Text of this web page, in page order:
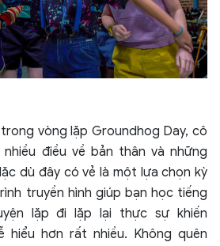
vòng lặp Groundhog Day, cô
điều về bản thân và những
dù đây có vẻ là một lựa chọn kỳ
truyền hình giúp bạn học tiếng
lặp đi lặp lại thực sự khiến
hiểu hơn rất nhiều. Không quên